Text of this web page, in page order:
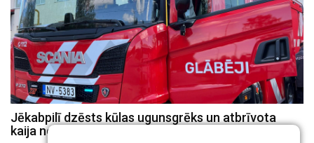
Jēkabpilī dzēsts kūlas ugunsgrēks un atbrīvota
kaija no 30 metru augsta torņa